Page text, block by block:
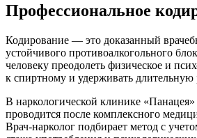
Профессиональное
Кодирование — это доказанный
устойчивого противоалкогольного
человеку преодолеть физическое и
к спиртному и удерживать
В наркологической клинике «Панацея»
проводится после комплексного
Врач-нарколог подбирает метод с